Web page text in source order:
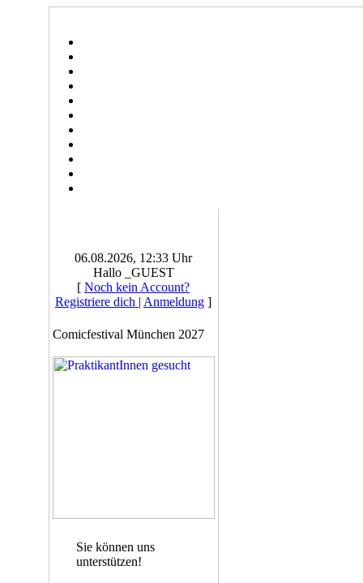
06.08.2026, 12:33 Uhr
Hallo _GUEST
[ Noch kein Account?
Registriere dich | Anmeldung ]
Comicfestival München 2027
Sie können uns
unterstützen!